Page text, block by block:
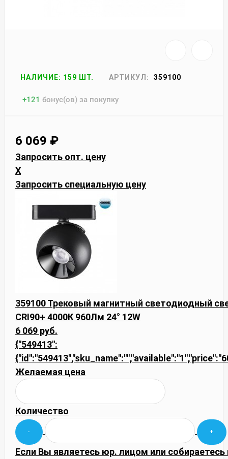
НАЛИЧИЕ: 159 ШТ. АРТИКУЛ: 359100
+121 бонус(ов) за покупку
6 069 ₽
Запросить опт. цену
X
Запросить специальную цену
359100 Трековый магнитный светодиодный
CRI90+ 4000К 960Лм 24° 12W
6 069 руб.
{"549413":
Желаемая цена
Количество
Если Вы являетесь юр. лицом или